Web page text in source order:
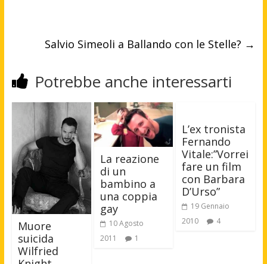
Salvio Simeoli a Ballando con le Stelle? →
Potrebbe anche interessarti
Muore
suicida
Wilfried
La reazione
di un
bambino a
una coppia
gay
10 Agosto
2011
1
L’ex tronista
Fernando
Vitale:”Vorrei
fare un film
con Barbara
D’Urso”
19 Gennaio
2010
4